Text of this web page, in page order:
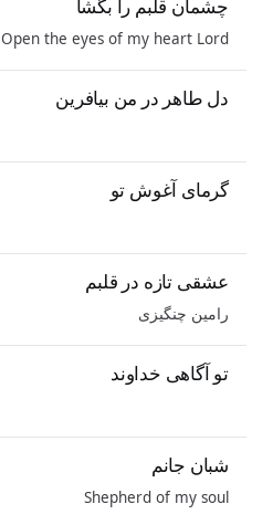
چشمان قلبم را بگشا
Open the eyes of my heart Lord
دل طاهر در من بیافرین
گرمای آغوش تو
عشقی تازه در قلبم
رامین چنگیزی
تو آگاهی خداوند
شبان جانم
Shepherd of my soul